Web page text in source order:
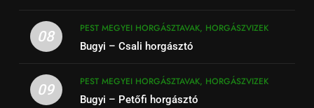
08
PEST MEGYEI HORGÁSZTAVAK, HORGÁSZVIZEK
Bugyi – Csali horgásztó
09
PEST MEGYEI HORGÁSZTAVAK, HORGÁSZVIZEK
Bugyi – Petőfi horgásztó